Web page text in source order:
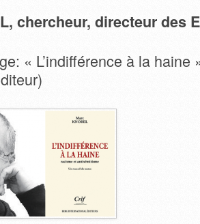
chercheur, directeur des
« L’indifférence à la haine